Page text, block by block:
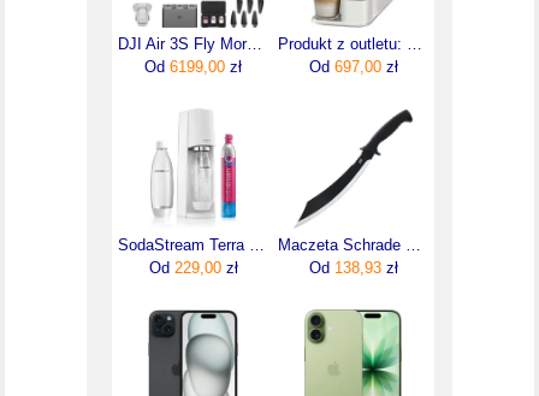
DJI Air 3S Fly More Combo RC 2
Od 6199,00 zł
Od 697,00zł
Od 229,00zł
Od 138,93zł